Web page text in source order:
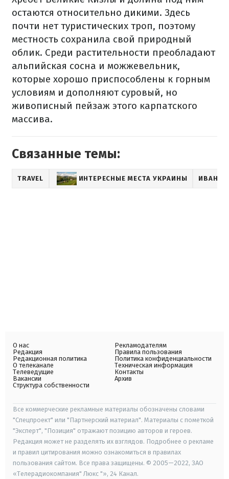
остаются относительно дикими. Здесь
почти нет туристических троп, поэтому
местность сохранила свой природный
облик. Среди растительности преобладают
альпийская сосна и можжевельник,
которые хорошо приспособлены к горным
условиям и дополняют суровый, но
живописный пейзаж этого карпатского
массива.
Связанные темы:
TRAVEL ИНТЕРЕСНЫЕ МЕСТА УКРАИНЫ ИВАНО-
О нас
Редакция
Редакционная политика
О телеканале
Телеведущие
Вакансии
Структура собственности
Рекламодателям
Правила пользования
Политика конфиденциальности
Техническая информация
Контакты
Архив
Все коммерческие рекламные материалы обозначены словами
"Спецпроект" или "Партнерский материал". Материалы с пометкой
"Эксперт", "Позиция" отражают позицию авторов и героев.
Редакция может не разделять их взглядов. Подробнее о рекламе
и правил цитирования можно ознакомиться в правилах
пользования сайтом. Все права защищены. © 2005—2022, ЗАО
«Телерадиокомпания" Люкс "», 24 Канал.